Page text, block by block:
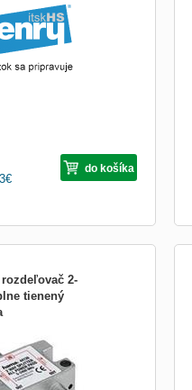
- vnútorný závit: 1/4&quot; -
1/4&quot; - materiál: plast/
5 ks - predavane po 1ks
€
do košíka
rozdeľovač 2-
tienený